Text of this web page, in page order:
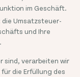
im Geschäft.
Umsatzsteuer-
und Ihre
sind, verarbeiten wir
die Erfüllung des